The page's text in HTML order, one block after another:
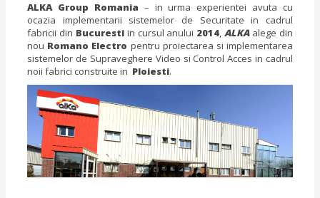
ALKA Group Romania – in urma experientei avuta cu
ocazia implementarii sistemelor de Securitate in cadrul
fabricii din Bucurestiin cursul anului 2014,ALKAalege din
nou Romano Electro pentru proiectarea si implementarea
sistemelor de Supraveghere Video si Control Acces in cadrul
noii fabrici construite in Ploiesti.